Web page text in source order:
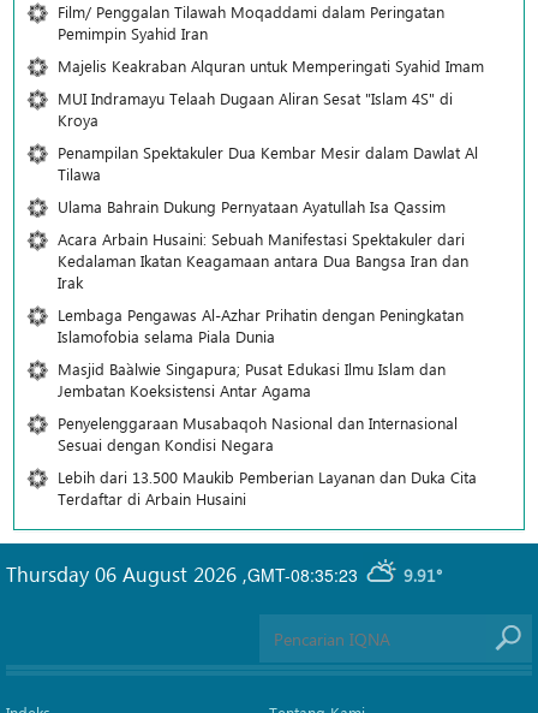
Film/ Penggalan Tilawah Moqaddami dalam Peringatan
Pemimpin Syahid Iran
Majelis Keakraban Alquran untuk Memperingati Syahid Imam
MUI Indramayu Telaah Dugaan Aliran Sesat "Islam 4S" di
Kroya
Penampilan Spektakuler Dua Kembar Mesir dalam Dawlat Al
Tilawa
Ulama Bahrain Dukung Pernyataan Ayatullah Isa Qassim
Acara Arbain Husaini: Sebuah Manifestasi Spektakuler dari
Kedalaman Ikatan Keagamaan antara Dua Bangsa Iran dan
Irak
Lembaga Pengawas Al-Azhar Prihatin dengan Peningkatan
Islamofobia selama Piala Dunia
Masjid Ba`alwie Singapura; Pusat Edukasi Ilmu Islam dan
Jembatan Koeksistensi Antar Agama
Penyelenggaraan Musabaqoh Nasional dan Internasional
Sesuai dengan Kondisi Negara
Lebih dari 13.500 Maukib Pemberian Layanan dan Duka Cita
Terdaftar di Arbain Husaini
GMT-08:35:23 9.91°
Thursday 06 August 2026 ,